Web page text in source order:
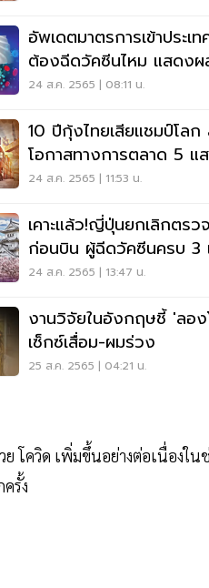
อัพเดตมาตรการเข้าประเ
ต้องฉีดวัคซีนไหม แสดงผ
วิดหรือเปล่า
24 ส.ค. 2565 | 08:11 น.
10 ปีกุ้งไทยเสียแชมป์โล
โอกาสทางการตลาด 5 แ
24 ส.ค. 2565 | 11:53 น.
เคาะแล้ว!ญี่ปุ่นยกเลิกตรว
ก่อนบิน ผู้ฉีดวัคซีนครบ 3
7 ก.ย.นี้
24 ส.ค. 2565 | 13:47 น.
งานวิจัยในอังกฤษชี้ 'ลอ
เซ็กซ์เสื่อม-ผมร่วง
25 ส.ค. 2565 | 04:21 น.
โควิด เพิ่มขึ้นอย่างต่อเนื่องใ
รั้ง